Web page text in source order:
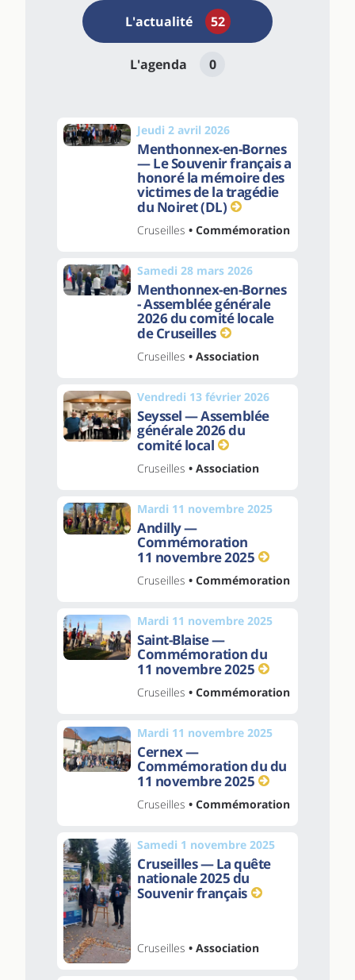
L'actualité 52
L'agenda 0
Jeudi 2 avril 2026
Menthonnex-en-Bornes
— Le Souvenir français a
honoré la mémoire des
victimes de la tragédie
du Noiret (DL)
Cruseilles • Commémoration
Samedi 28 mars 2026
Menthonnex-en-Bornes
- Assemblée générale
2026 du comité locale
de Cruseilles
Cruseilles • Association
Vendredi 13 février 2026
Seyssel — Assemblée
générale 2026 du
comité local
Cruseilles • Association
Mardi 11 novembre 2025
Andilly —
Commémoration
11 novembre 2025
Cruseilles • Commémoration
Mardi 11 novembre 2025
Saint-Blaise —
Commémoration du
11 novembre 2025
Cruseilles • Commémoration
Mardi 11 novembre 2025
Cernex —
Commémoration du du
11 novembre 2025
Cruseilles • Commémoration
Samedi 1 novembre 2025
Cruseilles — La quête
nationale 2025 du
Souvenir français
Cruseilles • Association